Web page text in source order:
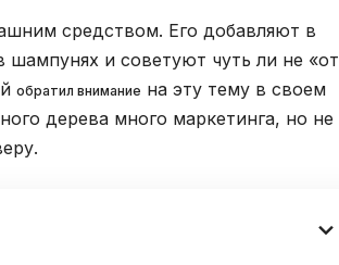
средством. Его добавляют в
и советуют чуть ли не «от
обратил внимание на эту тему в своем
дерева много маркетинга, но не